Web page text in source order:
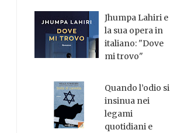
Jhumpa Lahiri e
la sua opera in
italiano: "Dove
mi trovo"
Quando l’odio si
insinua nei
legami
quotidiani e